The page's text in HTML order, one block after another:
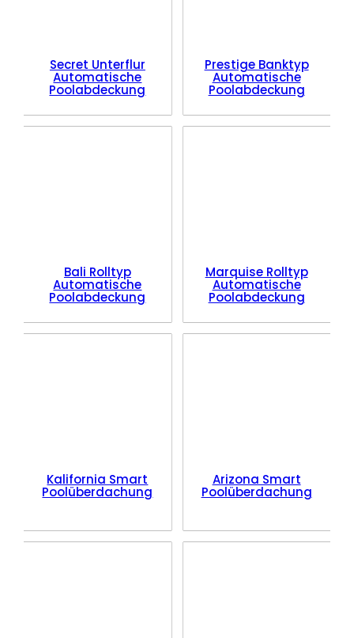
Secret Unterflur
Automatische
Poolabdeckung
Prestige Banktyp
Automatische
Poolabdeckung
Bali Rolltyp
Automatische
Poolabdeckung
Marquise Rolltyp
Automatische
Poolabdeckung
Kalifornia Smart
Poolüberdachung
Arizona Smart
Poolüberdachung